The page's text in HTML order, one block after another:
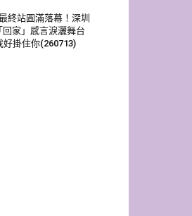
終站圓滿落幕！深圳
回家」感言淚灑舞台
好掛住你(260713)